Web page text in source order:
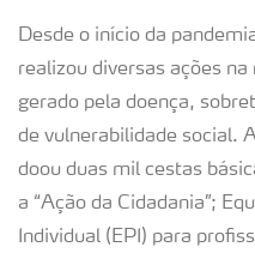
Desde o início da
realizou diversas ações
gerado pela doença,
de vulnerabilidade social.
doou duas mil cestas
a “Ação da Cidadania”;
Individual (EPI) para